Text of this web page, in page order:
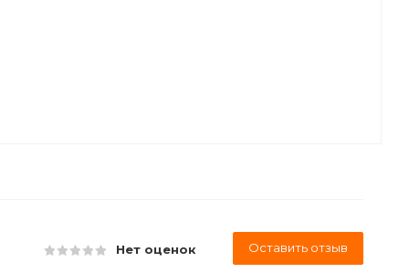
Нет оценок Оставить отзыв